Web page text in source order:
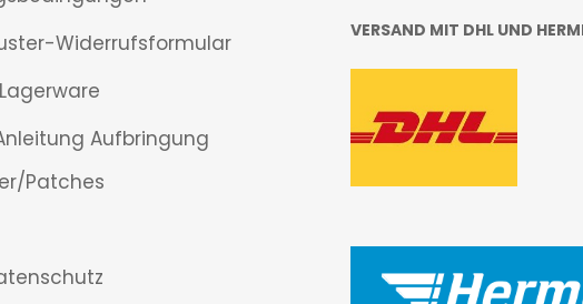
Widerrufsformular
Aufbringung
Patches
VERSAND MIT DHL UND